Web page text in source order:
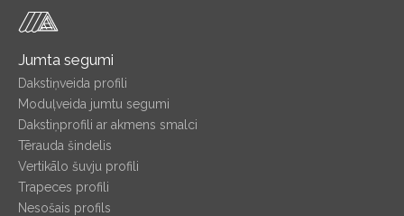
Jumta segumi
Dakstiņveida profili
Moduļveida jumtu segumi
Dakstiņprofili ar akmens smalci
Tērauda šindelis
Vertikālo šuvju profili
Trapeces profili
Nesošais profils